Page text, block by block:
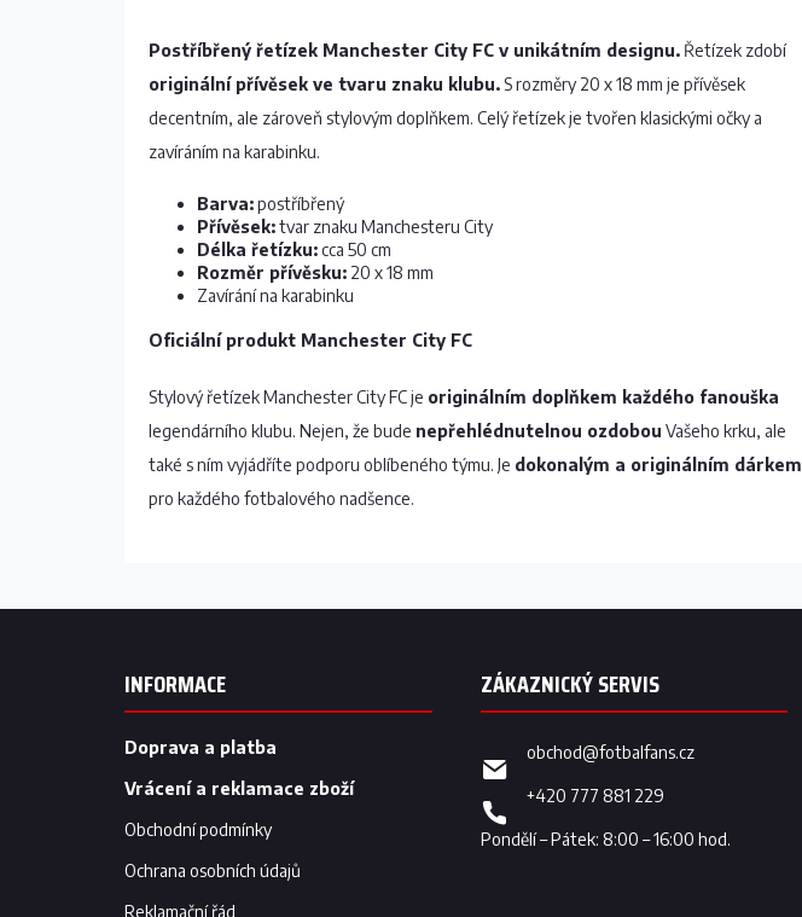
Postříbřený řetízek Manchester City FC v unikátním designu. Řetízek zdobí
originální přívěsek ve tvaru znaku klubu. S rozměry 20 x 18 mm je přívěsek
decentním, ale zároveň stylovým doplňkem. Celý řetízek je tvořen klasickými očky a
zavíráním na karabinku.
Barva:postříbřený
Přívěsek:tvar znaku Manchesteru City
Délka řetízku:cca 50 cm
Rozměr přívěsku: 20 x 18 mm
Zavírání na karabinku
Oficiální produkt Manchester City FC
Stylový řetízek Manchester City FC je originálním doplňkem každého fanouška
legendárního klubu. Nejen, že bude nepřehlédnutelnou ozdobou Vašeho krku, ale
také s ním vyjádříte podporu oblíbeného týmu. Je dokonalým a originálním dárkem
pro každého fotbalového nadšence.
Z
INFORMACE
Doprava a platba
Vrácení a reklamace zboží
Obchodní podmínky
Ochrana osobních údajů
Reklamační řád
obchod@fotbalfans.cz
+420 777 881 229